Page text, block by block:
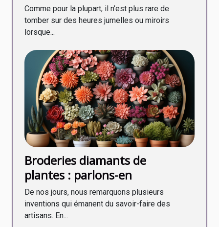
Comme pour la plupart, il n’est plus rare de
tomber sur des heures jumelles ou miroirs
lorsque...
Broderies diamants de
plantes : parlons-en
De nos jours, nous remarquons plusieurs
inventions qui émanent du savoir-faire des
artisans. En...